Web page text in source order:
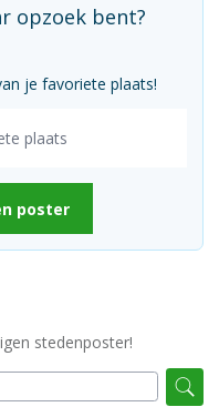
opzoek bent?
je favoriete plaats!
poster
stedenposter!